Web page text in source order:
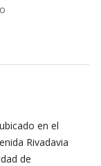
en el
Rivadavia
de